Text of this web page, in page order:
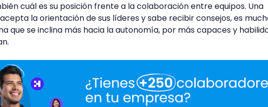
cuál es su posición frente a la colaboración entre equipos. Una
la orientación de sus líderes y sabe recibir consejos, es
que se inclina más hacia la autonomía, por más capaces y